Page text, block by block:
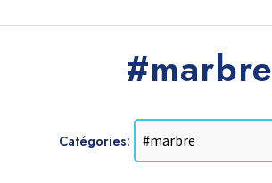
#marbre
Catégories: